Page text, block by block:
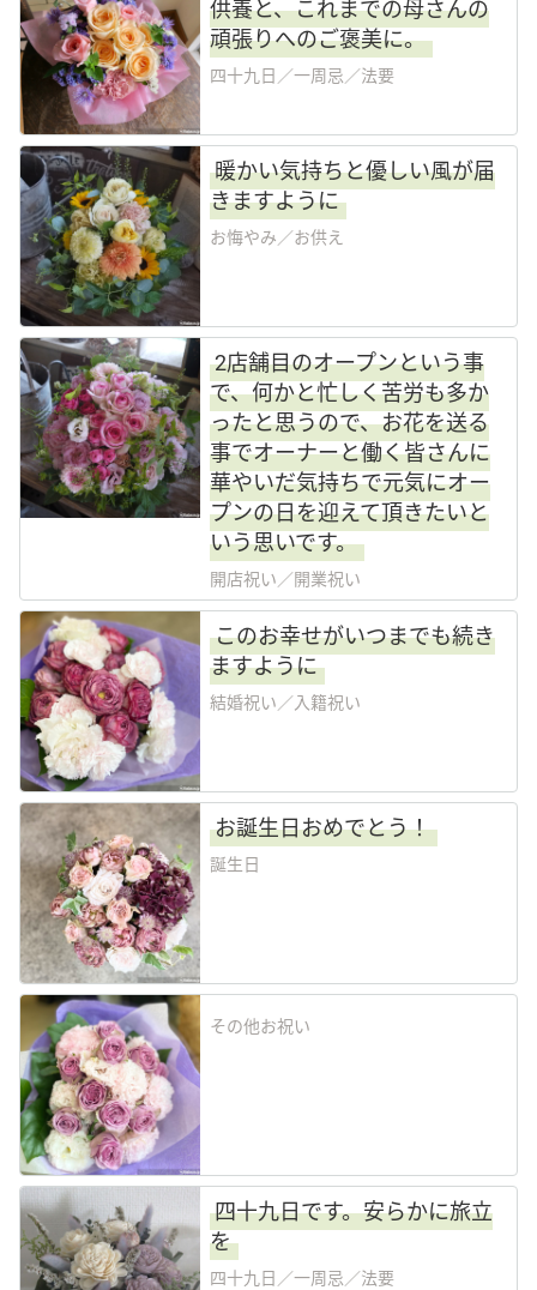
供養と、これまでの母さんの
頑張りへのご褒美に。
四十九日／一周忌／法要
暖かい気持ちと優しい風が届
きますように
お悔やみ／お供え
2店舗目のオープンという事
で、何かと忙しく苦労も多か
ったと思うので、お花を送る
事でオーナーと働く皆さんに
華やいだ気持ちで元気にオー
プンの日を迎えて頂きたいと
いう思いです。
開店祝い／開業祝い
このお幸せがいつまでも続き
ますように
結婚祝い／入籍祝い
お誕生日おめでとう！
誕生日
その他お祝い
四十九日です。安らかに旅立
を
四十九日／一周忌／法要